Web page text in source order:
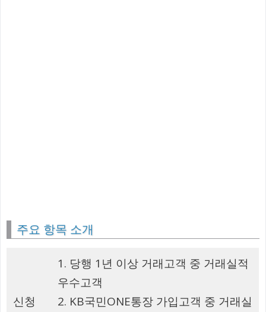
주요 항목 소개
신청
1. 당행 1년 이상 거래고객 중 거래실적
우수고객
2. KB국민ONE통장 가입고객 중 거래실